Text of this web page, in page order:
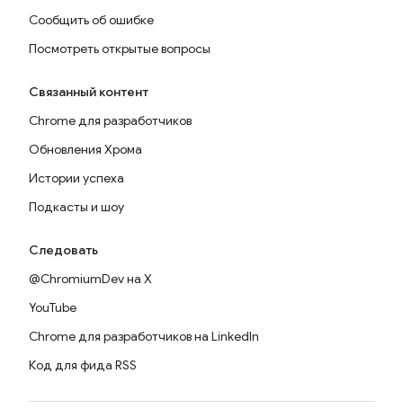
Сообщить об ошибке
Посмотреть открытые вопросы
Связанный контент
Chrome для разработчиков
Обновления Хрома
Истории успеха
Подкасты и шоу
Следовать
@ChromiumDev на X
YouTube
Chrome для разработчиков на LinkedIn
Код для фида RSS